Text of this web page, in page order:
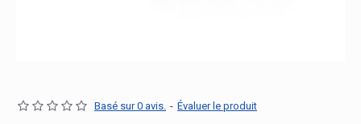
Basé sur 0 avis. - Évaluer le produit